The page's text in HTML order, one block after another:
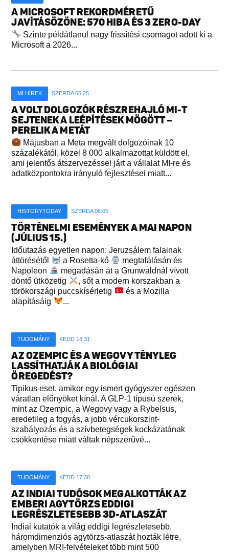
A MICROSOFT REKORDMÉRETŰ
JAVÍTÁSÖZÖNE: 570 HIBA ÉS 3 ZERO-DAY
Szinte példátlanul nagy frissítési csomagot adott ki a
Microsoft a 2026...
MI HÍREK SZERDA 06:25
A VOLT DOLGOZÓK RÉSZREHAJLÓ MI-T
SEJTENEK A LEÉPÍTÉSEK MÖGÖTT –
PERELIK A METÁT
Májusban a Meta megvált dolgozóinak 10
százalékától, közel 8 000 alkalmazottat küldött el,
ami jelentős átszervezéssel járt a vállalat MI-re és
adatközpontokra irányuló fejlesztései miatt...
HISTORYTODAY SZERDA 06:05
TÖRTÉNELMI ESEMÉNYEK A MAI NAPON
(JÚLIUS 15.)
Időutazás egyetlen napon: Jeruzsálem falainak
áttörésétől
a Rosetta-kő
megtalálásán és
Napoleon
megadásán át a Grunwaldnál vívott
döntő ütközetig
, sőt a modern korszakban a
törökországi puccskísérletig
és a Mozilla
alapításáig
...
TUDOMÁNY KEDD 18:31
AZ OZEMPIC ÉS A WEGOVY TÉNYLEG
LASSÍTHATJÁK A BIOLÓGIAI
ÖREGEDÉST?
Tipikus eset, amikor egy ismert gyógyszer egészen
váratlan előnyöket kínál. A GLP-1 típusú szerek,
mint az Ozempic, a Wegovy vagy a Rybelsus,
eredetileg a fogyás, a jobb vércukorszint-
szabályozás és a szívbetegségek kockázatának
csökkentése miatt váltak népszerűvé...
TUDOMÁNY KEDD 17:30
AZ INDIAI TUDÓSOK MEGALKOTTÁK AZ
EMBERI AGYTÖRZS EDDIGI
LEGRÉSZLETESEBB 3D-ATLASZÁT
Indiai kutatók a világ eddigi legrészletesebb,
háromdimenziós agytörzs-atlaszát hozták létre,
amelyben MRI-felvételeket több mint 500